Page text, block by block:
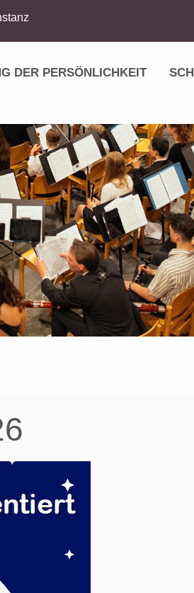
DER PERSÖNLICHKEIT